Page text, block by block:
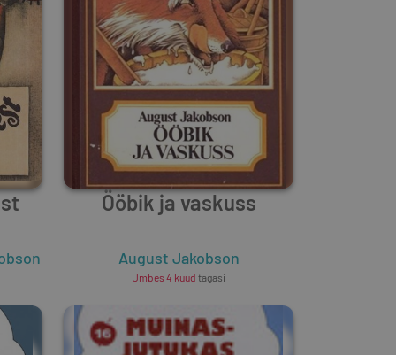
Ööbik ja vaskuss
August Jakobson
Umbes 4 kuud tagasi